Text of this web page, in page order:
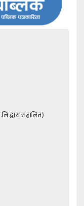
सञ्चालित)